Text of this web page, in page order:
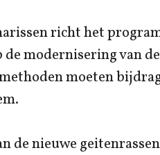
richt het
modernisering van
moeten
de nieuwe